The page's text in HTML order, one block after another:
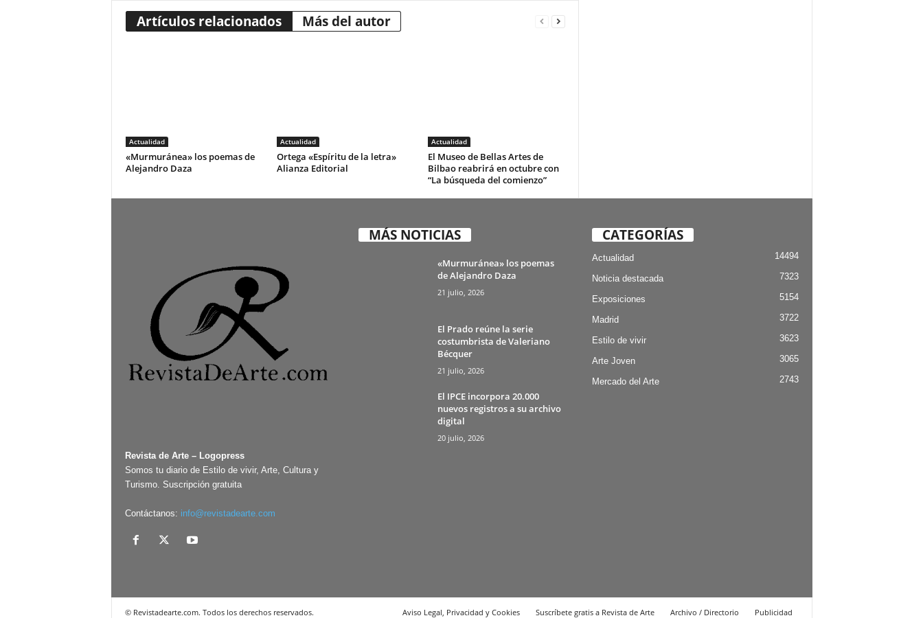
Artículos relacionados Más del autor
Actualidad
«Murmuránea» los poemas de
Alejandro Daza
Actualidad
Ortega «Espíritu de la letra»
Alianza Editorial
Actualidad
El Museo de Bellas Artes de
Bilbao reabrirá en octubre con
“La búsqueda del comienzo”
Revista de Arte – Logopress
Somos tu diario de Estilo de vivir, Arte, Cultura y
Turismo. Suscripción gratuita
Contáctanos: info@revistadearte.com
MÁS NOTICIAS
«Murmuránea» los poemas
de Alejandro Daza
21 julio, 2026
El Prado reúne la serie
costumbrista de Valeriano
Bécquer
21 julio, 2026
El IPCE incorpora 20.000
nuevos registros a su archivo
digital
20 julio, 2026
CATEGORÍAS
Actualidad 14494
Noticia destacada 7323
Exposiciones 5154
Madrid 3722
Estilo de vivir 3623
Arte Joven 3065
Mercado del Arte 2743
Aviso Legal, Privacidad y Cookies Suscríbete gratis a Revista de Arte Archivo / Directorio Publicidad
© Revistadearte.com. Todos los derechos reservados.